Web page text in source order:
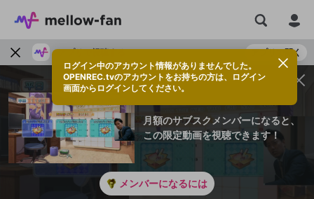
アプリで視聴する アプリで開く
月額のサブスクメンバーになると、
この限定動画を視聴できます！
メンバーになるには
ログイン中のアカウント情報がありませんでした。
OPENREC.tvのアカウントをお持ちの方は、ログイン
画面からログインしてください。